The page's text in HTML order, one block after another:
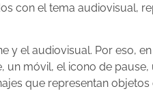
con el tema audiovisual,
y el audiovisual. Por eso,
móvil, el icono de
que representan